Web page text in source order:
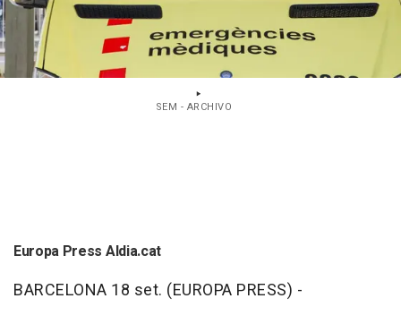
SEM - ARCHIVO
Europa Press Aldia.cat
BARCELONA 18 set. (EUROPA PRESS) -